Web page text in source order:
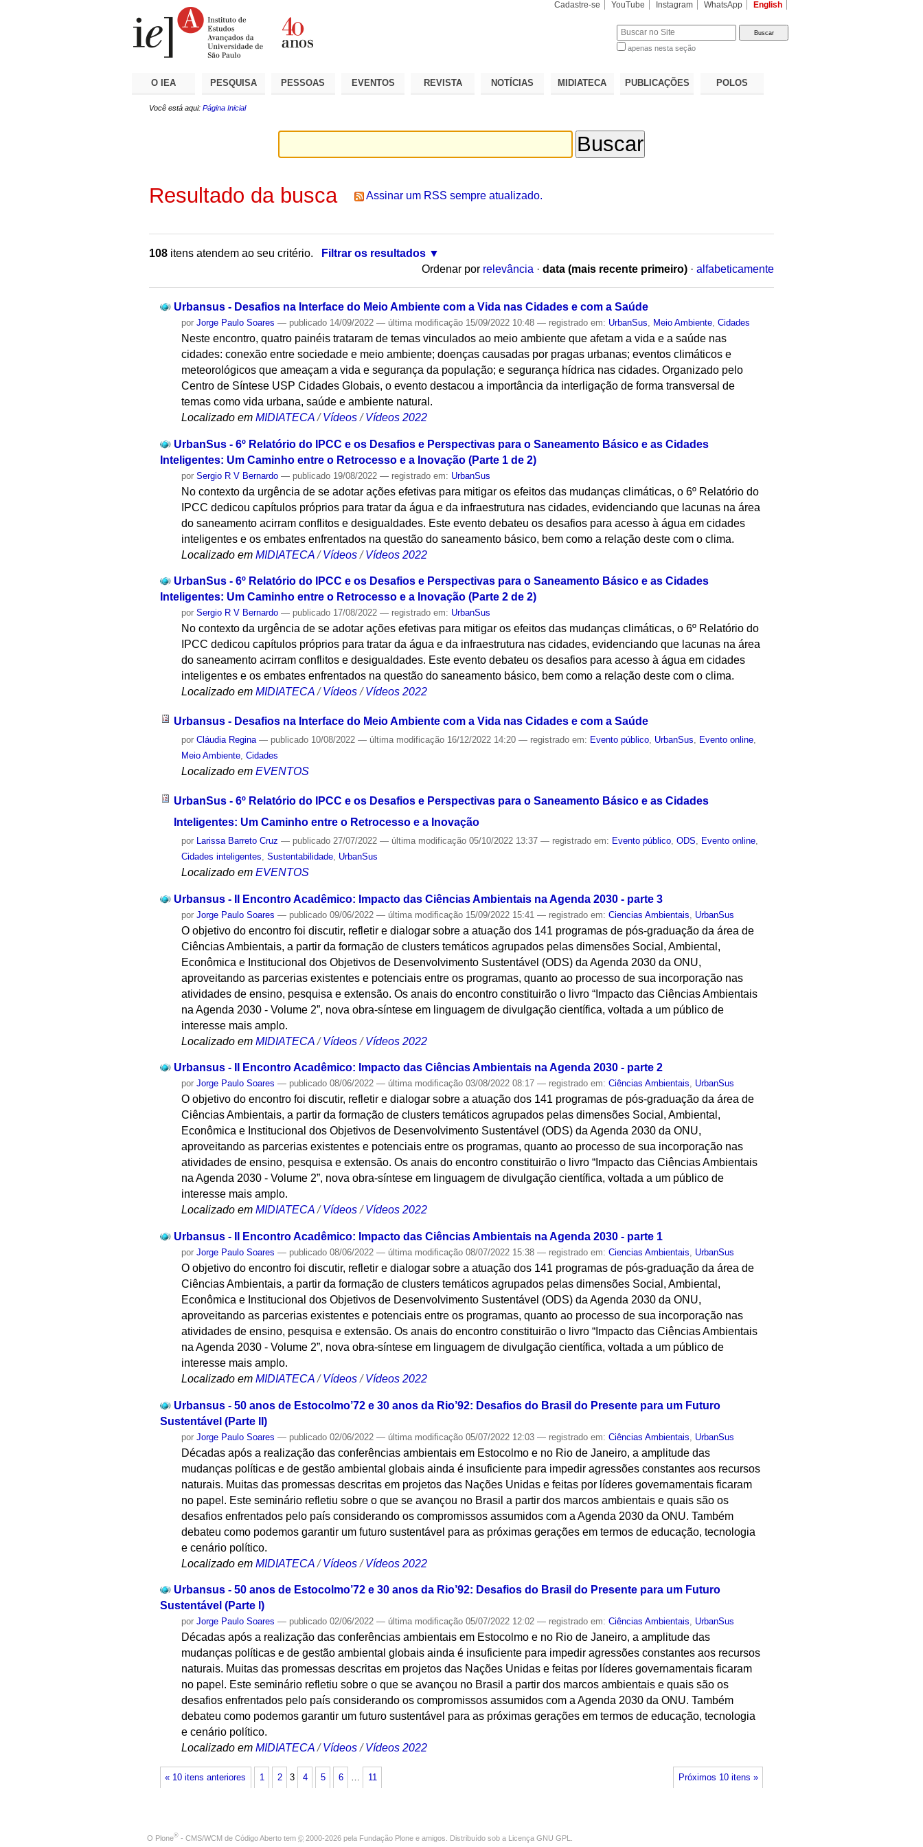
Cadastre-se YouTube Instagram WhatsApp English
apenas nesta seção
O IEA PESQUISA PESSOAS EVENTOS REVISTA NOTÍCIAS MIDIATECA PUBLICAÇÕES POLOS
Você está aqui: Página Inicial
Resultado da busca Assinar um RSS sempre atualizado.
108 itens atendem ao seu critério.
Filtrar os resultados
Ordenar por relevância · data (mais recente primeiro) · alfabeticamente
Urbansus - Desafios na Interface do Meio Ambiente com a Vida nas Cidades e com a Saúde
porJorge Paulo Soares — publicado 14/09/2022— última modificação 15/09/2022 10:48— registrado em: UrbanSus Meio Ambiente ,Cidades
Neste encontro, quatro painéis trataram de temas vinculados ao meio ambiente que afetam a vida e a saúde nas
cidades: conexão entre sociedade e meio ambiente; doenças causadas por pragas urbanas; eventos climáticos e
meteorológicos que ameaçam a vida e segurança da população; e segurança hídrica nas cidades. Organizado pelo
Centro de Síntese USP Cidades Globais, o evento destacou a importância da interligação de forma transversal de
temas como vida urbana, saúde e ambiente natural.
Localizado em MIDIATECA /Vídeos /Vídeos 2022
UrbanSus - 6º Relatório do IPCC e os Desafios e Perspectivas para o Saneamento Básico e as Cidades
Inteligentes: Um Caminho entre o Retrocesso e a Inovação (Parte 1 de 2)
porSergio R V Bernardo — publicado 19/08/2022— registrado em: UrbanSus
No contexto da urgência de se adotar ações efetivas para mitigar os efeitos das mudanças climáticas, o 6º Relatório do
IPCC dedicou capítulos próprios para tratar da água e da infraestrutura nas cidades, evidenciando que lacunas na área
do saneamento acirram conflitos e desigualdades. Este evento debateu os desafios para acesso à água em cidades
inteligentes e os embates enfrentados na questão do saneamento básico, bem como a relação deste com o clima.
Localizado em MIDIATECA /Vídeos /Vídeos 2022
UrbanSus - 6º Relatório do IPCC e os Desafios e Perspectivas para o Saneamento Básico e as Cidades
Inteligentes: Um Caminho entre o Retrocesso e a Inovação (Parte 2 de 2)
porSergio R V Bernardo — publicado 17/08/2022— registrado em: UrbanSus
No contexto da urgência de se adotar ações efetivas para mitigar os efeitos das mudanças climáticas, o 6º Relatório do
IPCC dedicou capítulos próprios para tratar da água e da infraestrutura nas cidades, evidenciando que lacunas na área
do saneamento acirram conflitos e desigualdades. Este evento debateu os desafios para acesso à água em cidades
inteligentes e os embates enfrentados na questão do saneamento básico, bem como a relação deste com o clima.
Localizado em MIDIATECA /Vídeos /Vídeos 2022
Urbansus - Desafios na Interface do Meio Ambiente com a Vida nas Cidades e com a Saúde
porCláudia Regina — publicado 10/08/2022— última modificação 16/12/2022 14:20— registrado em: Evento público, UrbanSus, Evento online,
Meio Ambiente,Cidades
Localizado em EVENTOS
UrbanSus - 6º Relatório do IPCC e os Desafios e Perspectivas para o Saneamento Básico e as Cidades
Inteligentes: Um Caminho entre o Retrocesso e a Inovação
por Larissa Barreto Cruz — publicado 27/07/2022— última modificação 05/10/2022 13:37— registrado em: Evento público ,ODS Evento online
Cidades inteligentes ,Sustentabilidade UrbanSus
Localizado em EVENTOS
Urbansus - II Encontro Acadêmico: Impacto das Ciências Ambientais na Agenda 2030 - parte 3
porJorge Paulo Soares — publicado 09/06/2022— última modificação 15/09/2022 15:41— registrado em:Ciencias Ambientais UrbanSus
O objetivo do encontro foi discutir, refletir e dialogar sobre a atuação dos 141 programas de pós-graduação da área de
Ciências Ambientais, a partir da formação de clusters temáticos agrupados pelas dimensões Social, Ambiental,
Econômica e Institucional dos Objetivos de Desenvolvimento Sustentável (ODS) da Agenda 2030 da ONU,
aproveitando as parcerias existentes e potenciais entre os programas, quanto ao processo de sua incorporação nas
atividades de ensino, pesquisa e extensão. Os anais do encontro constituirão o livro “Impacto das Ciências Ambientais
na Agenda 2030 - Volume 2”, nova obra-síntese em linguagem de divulgação científica, voltada a um público de
interesse mais amplo.
Localizado em MIDIATECA /Vídeos /Vídeos 2022
Urbansus - II Encontro Acadêmico: Impacto das Ciências Ambientais na Agenda 2030 - parte 2
porJorge Paulo Soares — publicado 08/06/2022— última modificação 03/08/2022 08:17— registrado em:Ciências Ambientais, UrbanSus
O objetivo do encontro foi discutir, refletir e dialogar sobre a atuação dos 141 programas de pós-graduação da área de
Ciências Ambientais, a partir da formação de clusters temáticos agrupados pelas dimensões Social, Ambiental,
Econômica e Institucional dos Objetivos de Desenvolvimento Sustentável (ODS) da Agenda 2030 da ONU,
aproveitando as parcerias existentes e potenciais entre os programas, quanto ao processo de sua incorporação nas
atividades de ensino, pesquisa e extensão. Os anais do encontro constituirão o livro “Impacto das Ciências Ambientais
na Agenda 2030 - Volume 2”, nova obra-síntese em linguagem de divulgação científica, voltada a um público de
interesse mais amplo.
Localizado em MIDIATECA /Vídeos /Vídeos 2022
Urbansus - II Encontro Acadêmico: Impacto das Ciências Ambientais na Agenda 2030 - parte 1
porJorge Paulo Soares — publicado 08/06/2022— última modificação 08/07/2022 15:38— registrado em:Ciencias Ambientais UrbanSus
O objetivo do encontro foi discutir, refletir e dialogar sobre a atuação dos 141 programas de pós-graduação da área de
Ciências Ambientais, a partir da formação de clusters temáticos agrupados pelas dimensões Social, Ambiental,
Econômica e Institucional dos Objetivos de Desenvolvimento Sustentável (ODS) da Agenda 2030 da ONU,
aproveitando as parcerias existentes e potenciais entre os programas, quanto ao processo de sua incorporação nas
atividades de ensino, pesquisa e extensão. Os anais do encontro constituirão o livro “Impacto das Ciências Ambientais
na Agenda 2030 - Volume 2”, nova obra-síntese em linguagem de divulgação científica, voltada a um público de
interesse mais amplo.
Localizado em MIDIATECA /Vídeos /Vídeos 2022
Urbansus - 50 anos de Estocolmo’72 e 30 anos da Rio’92: Desafios do Brasil do Presente para um Futuro
Sustentável (Parte lI)
porJorge Paulo Soares — publicado 02/06/2022— última modificação 05/07/2022 12:03— registrado em:Ciências Ambientais UrbanSus
Décadas após a realização das conferências ambientais em Estocolmo e no Rio de Janeiro, a amplitude das
mudanças políticas e de gestão ambiental globais ainda é insuficiente para impedir agressões constantes aos recursos
naturais. Muitas das promessas descritas em projetos das Nações Unidas e feitas por líderes governamentais ficaram
no papel. Este seminário refletiu sobre o que se avançou no Brasil a partir dos marcos ambientais e quais são os
desafios enfrentados pelo país considerando os compromissos assumidos com a Agenda 2030 da ONU. Também
debateu como podemos garantir um futuro sustentável para as próximas gerações em termos de educação, tecnologia
e cenário político.
Localizado em MIDIATECA /Vídeos /Vídeos 2022
Urbansus - 50 anos de Estocolmo’72 e 30 anos da Rio’92: Desafios do Brasil do Presente para um Futuro
Sustentável (Parte l)
porJorge Paulo Soares — publicado 02/06/2022— última modificação 05/07/2022 12:02— registrado em:Ciências Ambientais, UrbanSus
Décadas após a realização das conferências ambientais em Estocolmo e no Rio de Janeiro, a amplitude das
mudanças políticas e de gestão ambiental globais ainda é insuficiente para impedir agressões constantes aos recursos
naturais. Muitas das promessas descritas em projetos das Nações Unidas e feitas por líderes governamentais ficaram
no papel. Este seminário refletiu sobre o que se avançou no Brasil a partir dos marcos ambientais e quais são os
desafios enfrentados pelo país considerando os compromissos assumidos com a Agenda 2030 da ONU. Também
debateu como podemos garantir um futuro sustentável para as próximas gerações em termos de educação, tecnologia
e cenário político.
Localizado em MIDIATECA /Vídeos /Vídeos 2022
« 10 itens anteriores Próximos 10 itens »
1 2 3 4 5 6 11
O Plone® - CMS/WCM de Código Aberto tem © 2000-2026 pela Fundação Plone e amigos. Distribuído sob a Licença GNU GPL